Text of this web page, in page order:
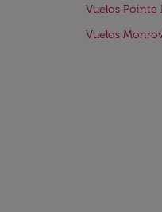
Vuelos Pointe
Vuelos